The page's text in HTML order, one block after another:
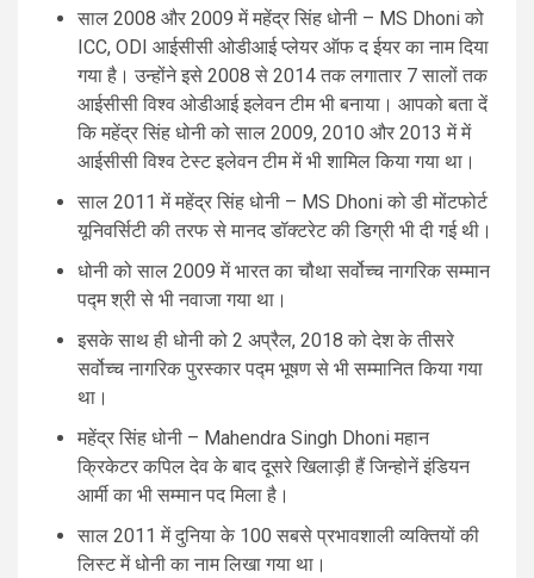
साल 2008 और 2009 में महेंद्र सिंह धोनी – MS Dhoni को
ICC, ODI आईसीसी ओडीआई प्लेयर ऑफ द ईयर का नाम दिया
गया है। उन्होंने इसे 2008 से 2014 तक लगातार 7 सालों तक
आईसीसी विश्व ओडीआई इलेवन टीम भी बनाया। आपको बता दें
कि महेंद्र सिंह धोनी को साल 2009, 2010 और 2013 में में
आईसीसी विश्व टेस्ट इलेवन टीम में भी शामिल किया गया था।
साल 2011 में महेंद्र सिंह धोनी – MS Dhoni को डी मोंटफोर्ट
यूनिवर्सिटी की तरफ से मानद डॉक्टरेट की डिग्री भी दी गई थी।
धोनी को साल 2009 में भारत का चौथा सर्वोच्च नागरिक सम्मान
पद्म श्री से भी नवाजा गया था।
इसके साथ ही धोनी को 2 अप्रैल, 2018 को देश के तीसरे
सर्वोच्च नागरिक पुरस्कार पद्म भूषण से भी सम्मानित किया गया
था।
महेंद्र सिंह धोनी – Mahendra Singh Dhoni महान
क्रिकेटर कपिल देव के बाद दूसरे खिलाड़ी हैं जिन्होनें इंडियन
आर्मी का भी सम्मान पद मिला है।
साल 2011 में दुनिया के 100 सबसे प्रभावशाली व्यक्तियों की
लिस्ट में धोनी का नाम लिखा गया था।